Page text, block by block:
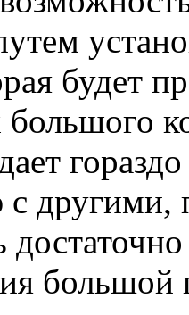
будет
большого
другими,